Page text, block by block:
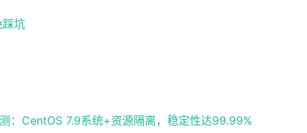
踩坑
：CentOS 7.9系统+资源隔离，稳定性达99.99%